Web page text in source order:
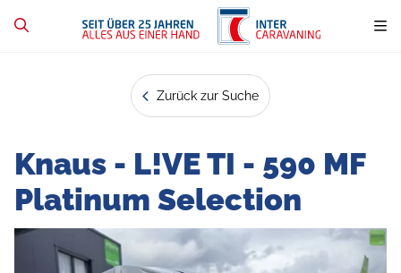
Zurück zur Suche
Knaus - L!VE TI - 590 MF
Platinum Selection